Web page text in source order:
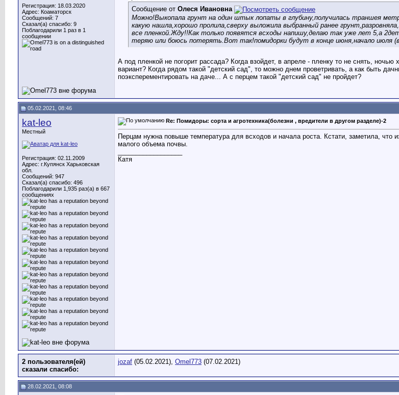
Регистрация: 18.03.2020
Адрес: Коаматорск
Сообщений: 7
Сказал(а) спасибо: 9
Поблагодарили 1 раз в 1
сообщении
Сообщение от Олеся Ивановна
Можно!Выкопала грунт на один штык лопаты в глубину,получилась траншея
какую нашла,хорошо пролила,сверху выложила выбранный ранее
все пленкой.Жду!!Как только появятся всходы напишу,делаю так уже лет 5,а
теряю или боюсь потерять .Вот так!помидорки будут в конце июня,начало июля
А под пленкой не погорит рассада? Когда взойдет, в апреле - пленку то не снять,
вариант? Когда рядом такой "детский сад", то можно днем проветривать, а как быть
поэксперементировать на даче... А с перцем такой "детский сад" не пройдет?
05.02.2021, 08:46
kat-leo
Местный
Регистрация: 02.11.2009
Адрес: г.Купянск Харьковская
обл.
Сообщений: 947
Сказал(а) спасибо: 496
Поблагодарили 1,935 раз(а) в 667
сообщениях
Re: Помидоры: сорта и агротехника(болезни , вредители в другом разделе)-2
Перцам нужна повыше температура для всходов и начала роста. Кстати, заметила, что
малого объема почвы.
Катя
2 пользователя(ей)
сказали cпасибо:
jozaf (05.02.2021), Omel773 (07.02.2021)
28.02.2021, 08:08